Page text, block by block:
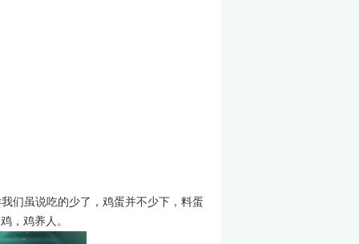
们虽说吃的少了，鸡蛋并不少下，料蛋
，鸡养人。